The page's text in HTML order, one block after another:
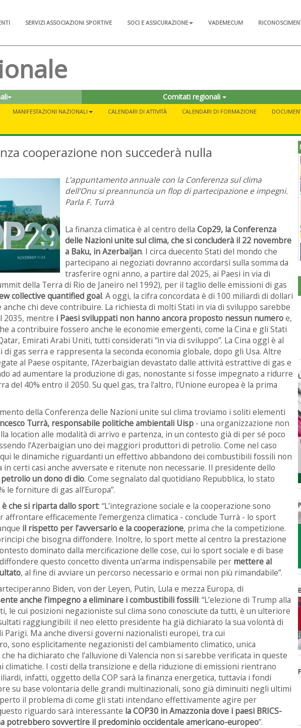
SERVIZI ASSOCIAZIONI SPORTIVE SOCI E ASSICURAZIONE VADEMECUM
Comitati regionali
MANIFESTAZIONI NAZIONALI CALENDARI DI ATTIVITÀ CALENDARI DI FORMAZIONE
cooperazione non succederà nulla
L’appuntamento annuale con la Conferenza sul clima
dell’Onu si preannuncia un flop di partecipazione e impegni.
Parla F. Turrà
La finanza climatica è al centro della Cop29, la Conferenza
delle Nazioni unite sul clima, che si concluderà il 22 novembre
a Baku, in Azerbaijan. I circa duecento Stati del mondo che
partecipano ai negoziati dovranno accordarsi sulla somma da
trasferire ogni anno, a partire dal 2025, ai Paesi in via di
della Terra di Rio de Janeiro nel 1992), per il taglio delle emissioni di gas
collective quantified goal. A oggi, la cifra concordata è di 100 miliardi di dollari
anche chi deve contribuire. La richiesta di molti Stati in via di sviluppo sarebbe
2035, mentre i Paesi sviluppati non hanno ancora proposto nessun numeroe,
a contribuire fossero anche le economie emergenti, come la Cina e gli Stati
Emirati Arabi Uniti, tutti considerati “in via di sviluppo”. La Cina oggi è al
gas serra e rappresenta la seconda economia globale, dopo gli Usa. Altre
al Paese ospitante, l’Azerbaigian devastato dalle attività estrattive di gas e
ad aumentare la produzione di gas, nonostante si fosse impegnato a ridurre
del 40% entro il 2050. Su quel gas, tra l'altro, l’Unione europea è la prima
della Conferenza delle Nazioni unite sul clima troviamo i soliti elementi
Turrà, responsabile politiche ambientali Uisp - una organizzazione non
location alle modalità di arrivo e partenza, in un contesto già di per sé poco
l’Azerbaigian uno dei maggiori produttori di petrolio. Come nel caso
qui le dinamiche riguardanti un effettivo abbandono dei combustibili fossili non
in certi casi anche avversate e ritenute non necessarie. Il presidente dello
un dono di dio. Come segnalato dal quotidiano Repubblica, lo stato
le forniture di gas all’Europa”.
è che si riparta dallo sport: “L’integrazione sociale e la cooperazione sono
efficacemente l’emergenza climatica - conclude Turrà - lo sport
il rispetto per l’avversario e la cooperazione, prima che la competizione.
che bisogna diffondere. Inoltre, lo sport mette al centro la prestazione
dominato dalla mercificazione delle cose, cui lo sport sociale e di base
questo concetto diventa un'arma indispensabile per mettere al
, al fine di avviare un percorso necessario e ormai non più rimandabile”.
Biden, von der Leyen, Putin, Lula e mezza Europa, di
anche l’impegno a eliminare i combustibili fossili: “L’elezione di Trump alla
le cui posizioni negazioniste sul clima sono conosciute da tutti, è un ulteriore
raggiungibili: il neo eletto presidente ha già dichiarato la sua volontà di
Parigi. Ma anche diversi governi nazionalisti europei, tra cui
sono esplicitamente negazionisti del cambiamento climatico, unica
ha dichiarato che l’alluvione di Valencia non si sarebbe verificata in queste
climatiche. I costi della transizione e della riduzione di emissioni rientrano
infatti, oggetto della COP sarà la finanza energetica, tuttavia i fondi
su base volontaria delle grandi multinazionali, sono già diminuiti negli ultimi
il problema di come gli stati intendano effettivamente agire per
riguardo sarà interessante la COP30 in Amazzonia dove i paesi BRICS-
potrebbero sovvertire il predominio occidentale americano-europeo”.